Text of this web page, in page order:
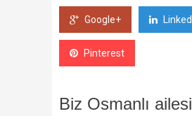
Google+
Pinterest
Biz Osmanlı